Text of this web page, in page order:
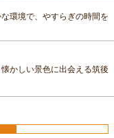
環境で、やすらぎの時間を
かしい景色に出会える筑後